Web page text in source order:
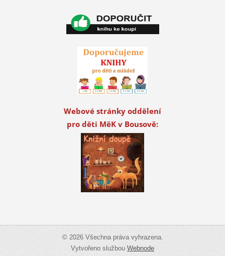
Webové stránky oddělení
pro děti MěK v Bousově:
© 2026 Všechna práva vyhrazena.
Vytvořeno službouWebnode